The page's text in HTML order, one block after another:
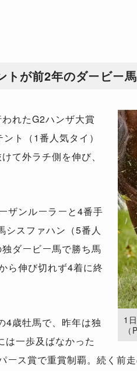
トが前2年のダービー
1
れたG2ハンザ大賞
ト（1番人気タイ）
て外ラチ側を伸び、
ザンルーラーと4番手
シスファハン（5番人
ダービー馬で勝ち馬
ら伸び切れず4着に終
4歳牡馬で、昨年は独
は一歩及ばなかった
ース賞で重賞制覇。続く前